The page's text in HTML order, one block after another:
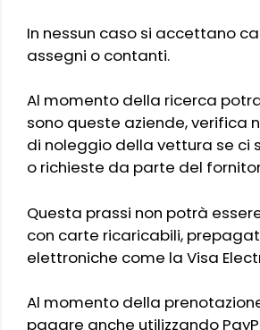
In nessun caso si accettano
assegni o contanti.
Al momento della ricerca
sono queste aziende, verifica
di noleggio della vettura se ci
o richieste da parte del
Questa prassi non potrà
con carte ricaricabili,
elettroniche come la Visa
Al momento della
pagare anche utilizzando